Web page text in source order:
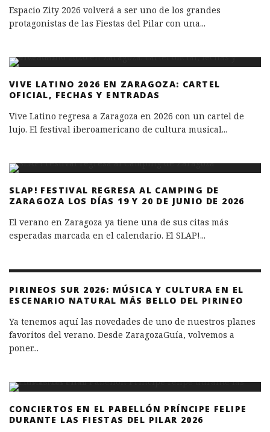
Espacio Zity 2026 volverá a ser uno de los grandes
protagonistas de las Fiestas del Pilar con una...
VIVE LATINO 2026 EN ZARAGOZA: CARTEL
OFICIAL, FECHAS Y ENTRADAS
Vive Latino regresa a Zaragoza en 2026 con un cartel de
lujo. El festival iberoamericano de cultura musical...
SLAP! FESTIVAL REGRESA AL CAMPING DE
ZARAGOZA LOS DÍAS 19 Y 20 DE JUNIO DE 2026
El verano en Zaragoza ya tiene una de sus citas más
esperadas marcada en el calendario. El SLAP!...
PIRINEOS SUR 2026: MÚSICA Y CULTURA EN EL
ESCENARIO NATURAL MÁS BELLO DEL PIRINEO
Ya tenemos aquí las novedades de uno de nuestros planes
favoritos del verano. Desde ZaragozaGuía, volvemos a
poner...
CONCIERTOS EN EL PABELLÓN PRÍNCIPE FELIPE
DURANTE LAS FIESTAS DEL PILAR 2026